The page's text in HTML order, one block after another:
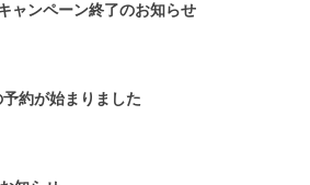
ャンペーン終了のお知らせ
約が始まりました